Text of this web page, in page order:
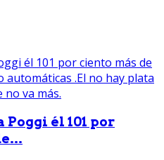
él 101 por